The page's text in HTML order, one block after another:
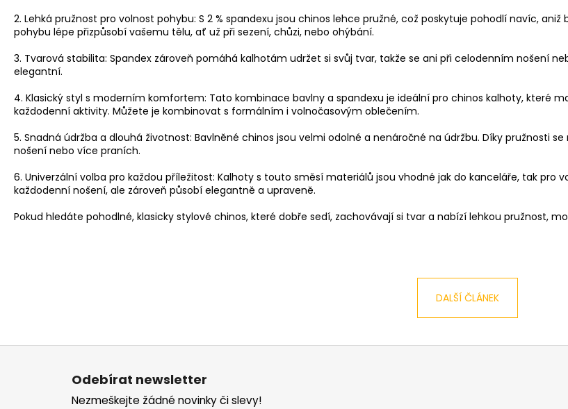
2. Lehká pružnost pro volnost pohybu: S 2 % spandexu jsou chinos lehce pružné, což poskytuje pohodlí navíc,
pohybu lépe přizpůsobí vašemu tělu, ať už při sezení, chůzi, nebo ohýbání.
3. Tvarová stabilita: Spandex zároveň pomáhá kalhotám udržet si svůj tvar, takže se ani při celodenním nošení
elegantní.
4. Klasický styl s moderním komfortem: Tato kombinace bavlny a spandexu je ideální pro chinos kalhoty, které
každodenní aktivity. Můžete je kombinovat s formálním i volnočasovým oblečením.
5. Snadná údržba a dlouhá životnost: Bavlněné chinos jsou velmi odolné a nenáročné na údržbu. Díky pružnosti
nošení nebo více praních.
6. Univerzální volba pro každou příležitost: Kalhoty s touto směsí materiálů jsou vhodné jak do kanceláře, tak pro
každodenní nošení, ale zároveň působí elegantně a upraveně.
Pokud hledáte pohodlné, klasicky stylové chinos, které dobře sedí, zachovávají si tvar a nabízí lehkou pružnost,
DALŠÍ ČLÁNEK
PÁNSKÉ ČERNÉ DŽÍNY AERONAUTIC
BALDWIN, PRODLOUŽENÉ
1 949 Kč
PÁNSKÁ ČERNÁ MIKINA S KAPUCÍ
TALLREPUBLIC LONGBRO, PRODLOUŽENÁ
1 799 Kč
2
Z
Odebírat newsletter
Nezmeškejte žádné novinky či slevy!